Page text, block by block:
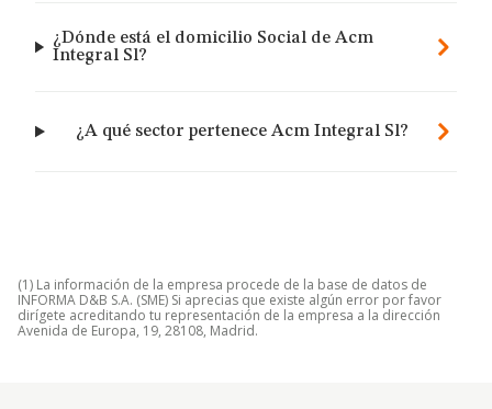
¿Dónde está el domicilio Social de Acm
Integral Sl?
¿A qué sector pertenece Acm Integral Sl?
(1) La información de la empresa procede de la base de datos de
INFORMA D&B S.A. (SME) Si aprecias que existe algún error por favor
dirígete acreditando tu representación de la empresa a la dirección
Avenida de Europa, 19, 28108, Madrid.